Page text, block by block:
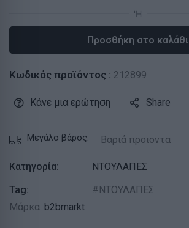
Προσθήκη στο καλάθι
Κωδικός προϊόντος : 212899
Κάνε μια ερώτηση Share
Μεγάλο βάρος: Βαριά προιοντα
Κατηγορία:
ΝΤΟΥΛΑΠΕΣ
Tag:
ΝΤΟΥΛΑΠΕΣ
Μάρκα: b2bmarkt